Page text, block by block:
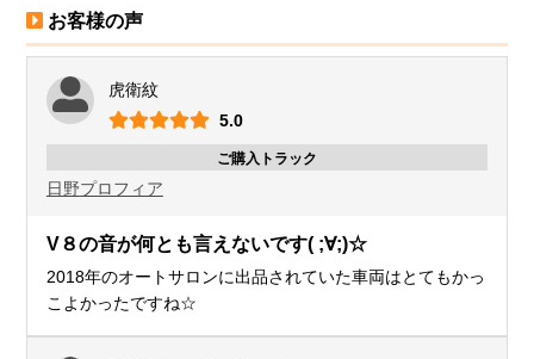
お客様の声
虎衛紋
5.0
ご購入トラック
日野プロフィア
V８の音が何とも言えないです( ;∀;)☆
2018年のオートサロンに出品されていた車両はとてもかっ
こよかったですね☆